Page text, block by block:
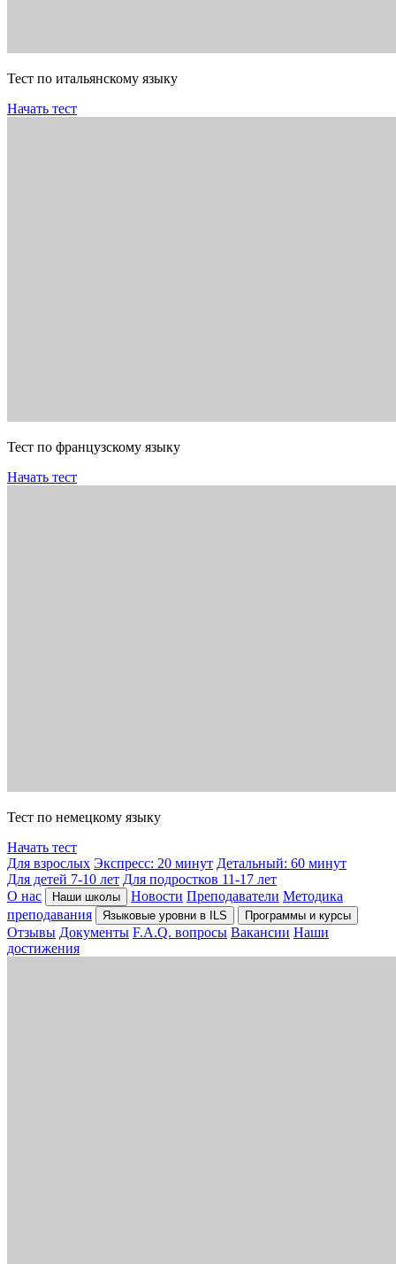
Тест по итальянскому языку
Начать тест
Тест по французскому языку
Начать тест
Тест по немецкому языку
Начать тест
Для взрослых Экспресс: 20 минут Детальный: 60 минут
Для детей 7-10 лет Для подростков 11-17 лет
О нас
Наши школы Новости Преподаватели Методика
преподавания
Языковые уровни в ILS Программы и курсы
Отзывы Документы F.A.Q. вопросы Вакансии Наши
достижения